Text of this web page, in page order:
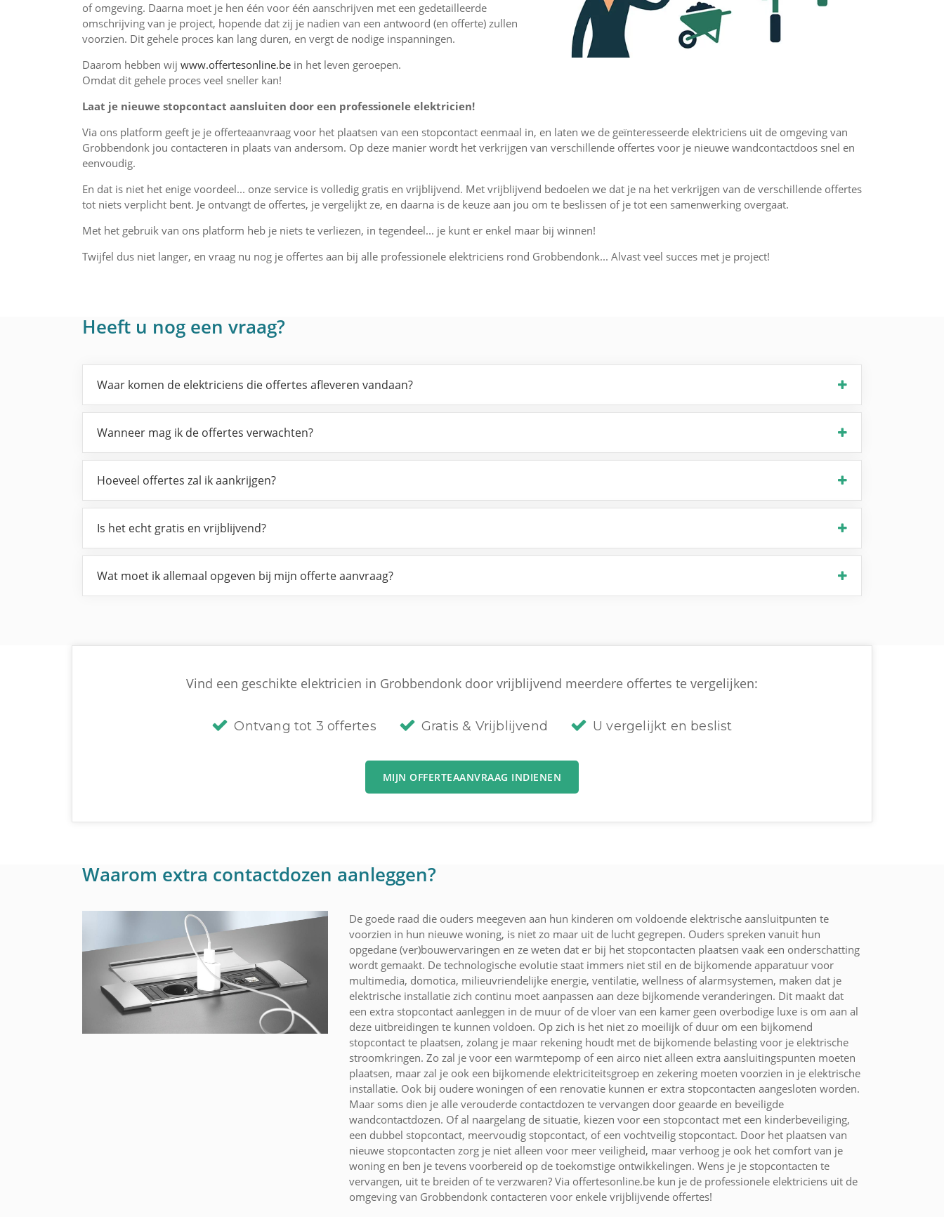
of omgeving. Daarna moet je hen één voor één aanschrijven met een gedetailleerde
omschrijving van je project, hopende dat zij je nadien van een antwoord (en offerte) zullen
voorzien. Dit gehele proces kan lang duren, en vergt de nodige inspanningen.
Daarom hebben wij www.offertesonline.be in het leven geroepen.
Omdat dit gehele proces veel sneller kan!
Laat je nieuwe stopcontact aansluiten door een professionele elektricien!
Via ons platform geeft je je offerteaanvraag voor het plaatsen van een stopcontact eenmaal in, en laten we de geïnteresseerde elektriciens uit de omgeving van
Grobbendonk jou contacteren in plaats van andersom. Op deze manier wordt het verkrijgen van verschillende offertes voor je nieuwe wandcontactdoos snel en
eenvoudig.
En dat is niet het enige voordeel... onze service is volledig gratis en vrijblijvend. Met vrijblijvend bedoelen we dat je na het verkrijgen van de verschillende offertes
tot niets verplicht bent. Je ontvangt de offertes, je vergelijkt ze, en daarna is de keuze aan jou om te beslissen of je tot een samenwerking overgaat.
Met het gebruik van ons platform heb je niets te verliezen, in tegendeel... je kunt er enkel maar bij winnen!
Twijfel dus niet langer, en vraag nu nog je offertes aan bij alle professionele elektriciens rond Grobbendonk... Alvast veel succes met je project!
Heeft u nog een vraag?
Waar komen de elektriciens die offertes afleveren vandaan?
Wanneer mag ik de offertes verwachten?
Hoeveel offertes zal ik aankrijgen?
Is het echt gratis en vrijblijvend?
Wat moet ik allemaal opgeven bij mijn offerte aanvraag?
Vind een geschikte elektricien in Grobbendonk door vrijblijvend meerdere offertes te vergelijken:
Ontvang tot 3 offertes Gratis & Vrijblijvend U vergelijkt en beslist
MIJN OFFERTEAANVRAAG INDIENEN
Waarom extra contactdozen aanleggen?
De goede raad die ouders meegeven aan hun kinderen om voldoende elektrische aansluitpunten te
voorzien in hun nieuwe woning, is niet zo maar uit de lucht gegrepen. Ouders spreken vanuit hun
opgedane (ver)bouwervaringen en ze weten dat er bij het stopcontacten plaatsen vaak een onderschatting
wordt gemaakt. De technologische evolutie staat immers niet stil en de bijkomende apparatuur voor
multimedia, domotica, milieuvriendelijke energie, ventilatie, wellness of alarmsystemen, maken dat je
elektrische installatie zich continu moet aanpassen aan deze bijkomende veranderingen. Dit maakt dat
een extra stopcontact aanleggen in de muur of de vloer van een kamer geen overbodige luxe is om aan al
deze uitbreidingen te kunnen voldoen. Op zich is het niet zo moeilijk of duur om een bijkomend
stopcontact te plaatsen, zolang je maar rekening houdt met de bijkomende belasting voor je elektrische
stroomkringen. Zo zal je voor een warmtepomp of een airco niet alleen extra aansluitingspunten moeten
plaatsen, maar zal je ook een bijkomende elektriciteitsgroep en zekering moeten voorzien in je elektrische
installatie. Ook bij oudere woningen of een renovatie kunnen er extra stopcontacten aangesloten worden.
Maar soms dien je alle verouderde contactdozen te vervangen door geaarde en beveiligde
wandcontactdozen. Of al naargelang de situatie, kiezen voor een stopcontact met een kinderbeveiliging,
een dubbel stopcontact, meervoudig stopcontact, of een vochtveilig stopcontact. Door het plaatsen van
nieuwe stopcontacten zorg je niet alleen voor meer veiligheid, maar verhoog je ook het comfort van je
woning en ben je tevens voorbereid op de toekomstige ontwikkelingen. Wens je je stopcontacten te
vervangen, uit te breiden of te verzwaren? Via offertesonline.be kun je de professionele elektriciens uit de
omgeving van Grobbendonk contacteren voor enkele vrijblijvende offertes!